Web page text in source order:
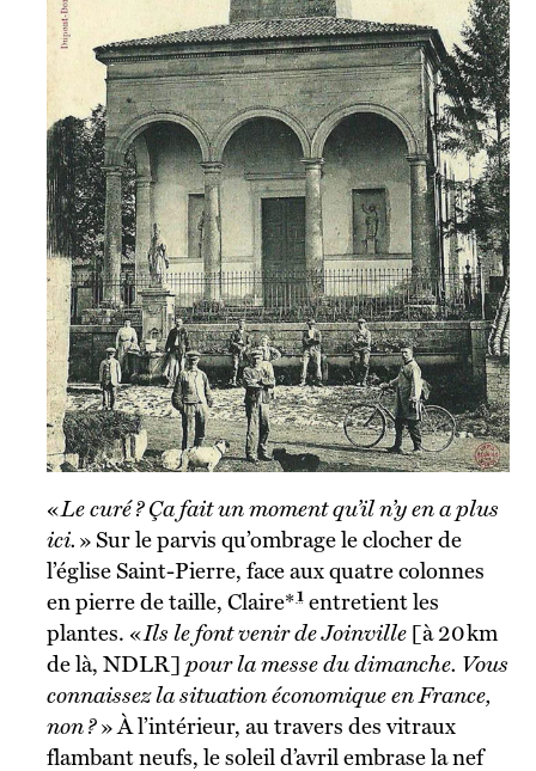
«Le curé ? Ça fait un moment qu’il n’y en a plus
ici. » Sur le parvis qu’ombrage le clocher de
l’église Saint-Pierre, face aux quatre colonnes
en pierre de taille, Claire*1entretient les
plantes. «Ils le font venir de Joinville[à 20 km
de là, NDLR] pour la messe du dimanche. Vous
connaissez la situation économique en France,
non ?» À l’intérieur, au travers des vitraux
flambant neufs, le soleil d’avril embrase la nef